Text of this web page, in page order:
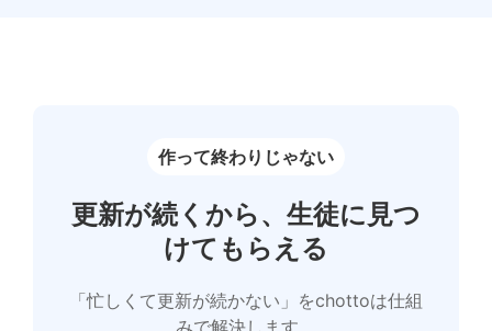
作って終わりじゃない
更新が続くから、生徒に見つ
けてもらえる
「忙しくて更新が続かない」をchottoは仕組